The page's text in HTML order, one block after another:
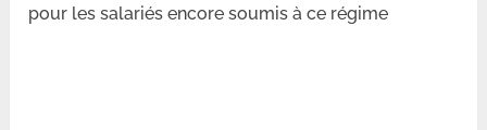
pour les salariés encore soumis à ce régime